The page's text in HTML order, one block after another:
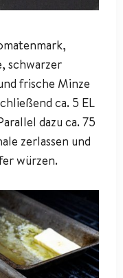
schwarzer
frische Minze
ca. 5 EL
dazu ca. 75
zerlassen und
würzen.